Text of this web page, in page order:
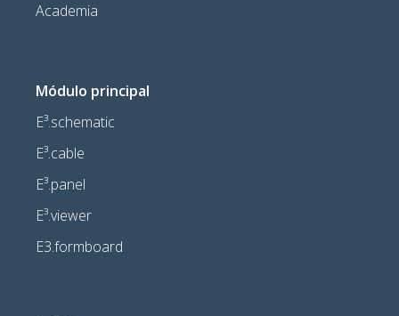
Academia
Módulo principal
E³.schematic
E³.cable
E³.panel
E³.viewer
E3.formboard